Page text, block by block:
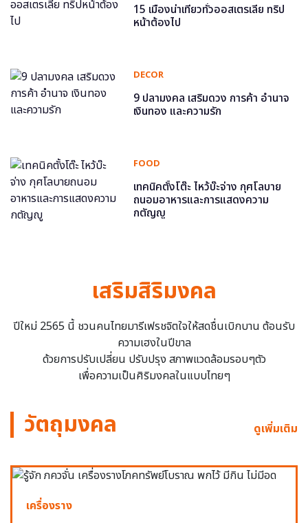
15 เมืองน่าเที่ยวทั่วออสเตรเลีย ทริป
หน้าต้องไป
DECOR
9 ปลามงคล เสริมดวง การค้า อำนาจ
เงินทอง และความรัก
FOOD
เทคนิคตั้งโต๊ะ ไหว้บ๊ะจ่าง กุศโลบาย
ถนอมอาหารและการแสดงความ
กตัญญู
เสริมสิริมงคล
ปีใหม่ 2565 นี้ ชวนคนไทยมารีเฟรชจิตใจให้สดชื่นเบิกบาน ต้อนรับ
ความเฮงในปีขาล
ด้วยการปรับเปลี่ยน ปรับปรุง สภาพแวดล้อมรอบๆตัว
เพื่อความเป็นศิริมงคลในแบบไทยๆ
วัตถุมงคล ดูเพิ่มเติม
เครื่องราง